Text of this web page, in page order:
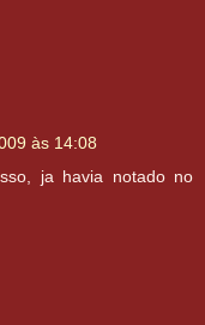
às 14:08
ja havia notado no